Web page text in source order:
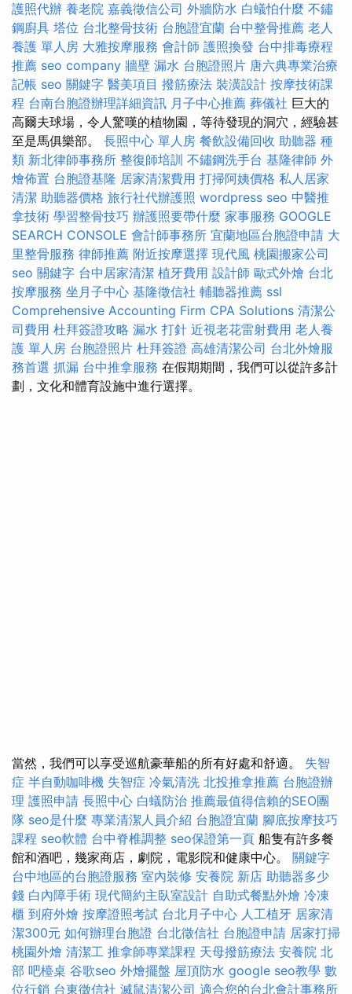
護照代辦 養老院 嘉義徵信公司 外牆防水 白蟻怕什麼 不鏽
鋼廚具 塔位 台北整骨技術 台胞證宜蘭 台中整骨推薦 老人
養護 單人房 大雅按摩服務 會計師 護照換發 台中排毒療程
推薦 seo company 牆壁 漏水 台胞證照片 唐六典專業治療
記帳 seo 關鍵字 醫美項目 撥筋療法 裝潢設計 按摩技術課
程 台南台胞證辦理詳細資訊 月子中心推薦 葬儀社 巨大的
高爾夫球場，令人驚嘆的植物園，等待發現的洞穴，經驗甚
至是馬俱樂部。 長照中心 單人房 餐飲設備回收 助聽器 種
類 新北律師事務所 整復師培訓 不鏽鋼洗手台 基隆律師 外
燴佈置 台胞證基隆 居家清潔費用 打掃阿姨價格 私人居家
清潔 助聽器價格 旅行社代辦護照 wordpress seo 中醫推
拿技術 學習整骨技巧 辦護照要帶什麼 家事服務 GOOGLE
SEARCH CONSOLE 會計師事務所 宜蘭地區台胞證申請 大
里整骨服務 律師推薦 附近按摩選擇 現代風 桃園搬家公司
seo 關鍵字 台中居家清潔 植牙費用 設計師 歐式外燴 台北
按摩服務 坐月子中心 基隆徵信社 輔聽器推薦 ssl
Comprehensive Accounting Firm CPA Solutions 清潔公
司費用 杜拜簽證攻略 漏水 打針 近視老花雷射費用 老人養
護 單人房 台胞證照片 杜拜簽證 高雄清潔公司 台北外燴服
務首選 抓漏 台中推拿服務 在假期期間，我們可以從許多計
劃，文化和體育設施中進行選擇。
當然，我們可以享受巡航豪華船的所有好處和舒適。 失智
症 半自動咖啡機 失智症 冷氣清洗 北投推拿推薦 台胞證辦
理 護照申請 長照中心 白蟻防治 推薦最值得信賴的SEO團
隊 seo是什麼 專業清潔人員介紹 台胞證宜蘭 腳底按摩技巧
課程 seo軟體 台中脊椎調整 seo保證第一頁 船隻有許多餐
館和酒吧，幾家商店，劇院，電影院和健康中心。 關鍵字
台中地區的台胞證服務 室內裝修 安養院 新店 助聽器多少
錢 白內障手術 現代簡約主臥室設計 自助式餐點外燴 冷凍
櫃 到府外燴 按摩證照考試 台北月子中心 人工植牙 居家清
潔300元 如何辦理台胞證 台北徵信社 台胞證申請 居家打掃
桃園外燴 清潔工 推拿師專業課程 天母撥筋療法 安養院 北
部 吧檯桌 谷歌seo 外燴擺盤 屋頂防水 google seo教學 數
位行銷 台東徵信社 滅鼠清潔公司 適合您的台北會計事務所